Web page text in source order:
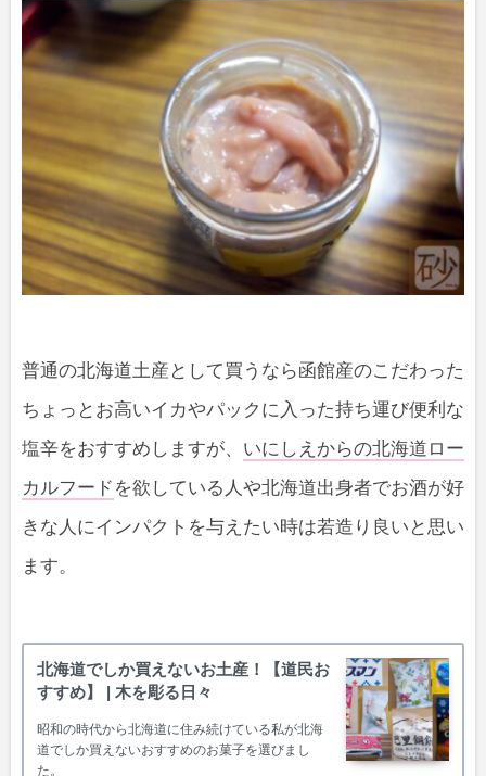
普通の北海道土産として買うなら函館産のこだわった
ちょっとお高いイカやパックに入った持ち運び便利な
塩辛をおすすめしますが、 いにしえからの北海道ロー
カルフード を欲している人や北海道出身者でお酒が好
きな人にインパクトを与えたい時は若造り良いと思い
ます。
北海道でしか買えないお土産！【道民お
すすめ】 | 木を彫る日々
昭和の時代から北海道に住み続けている私が北海
道でしか買えないおすすめのお菓子を選びまし
た。